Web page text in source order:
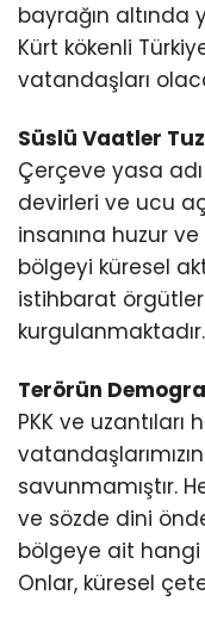
bayrağın
Kürt kökenli
vatandaşları
Süslü Vaatler
Çerçeve yasa
devirleri ve ucu
insanına huzur
bölgeyi küresel
istihbarat
kurgulanmaktadır.
Terörün
PKK ve
savunmamıştır.
ve sözde dini
bölgeye ait
Onlar, küresel